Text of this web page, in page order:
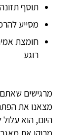
תוסף תזונה
מסייע
חומצת
רוגע
מרגישים
מצאנו את
היום, הוא